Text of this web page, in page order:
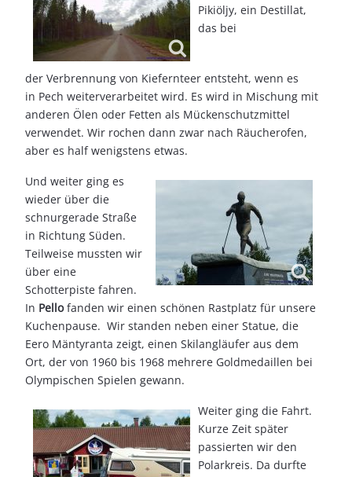
Pikiöljy, ein Destillat,
das bei
der Verbrennung von Kiefernteer entsteht, wenn es
in Pech weiterverarbeitet wird. Es wird in Mischung mit
anderen Ölen oder Fetten als Mückenschutzmittel
verwendet. Wir rochen dann zwar nach Räucherofen,
aber es half wenigstens etwas.
Und weiter ging es
wieder über die
schnurgerade Straße
in Richtung Süden.
Teilweise mussten wir
über eine
Schotterpiste fahren.
In Pellofanden wir einen schönen Rastplatz für unsere
Kuchenpause. Wir standen neben einer Statue, die
Eero Mäntyranta zeigt, einen Skilangläufer aus dem
Ort, der von 1960 bis 1968 mehrere Goldmedaillen bei
Olympischen Spielen gewann.
Weiter ging die Fahrt.
Kurze Zeit später
passierten wir den
Polarkreis. Da durfte